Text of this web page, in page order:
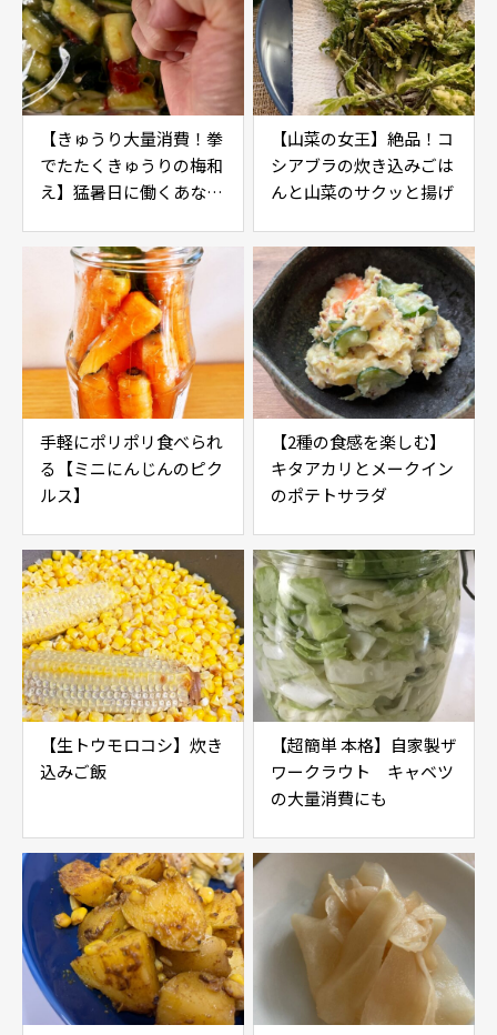
【きゅうり大量消費！拳
でたたくきゅうりの梅和
え】猛暑日に働くあなた
【山菜の女王】絶品！コ
シアブラの炊き込みごは
んと山菜のサクッと揚げ
手軽にポリポリ食べられ
る【ミニにんじんのピク
ルス】
【2種の食感を楽しむ】
キタアカリとメークイン
のポテトサラダ
【生トウモロコシ】炊き
込みご飯
【超簡単 本格】自家製ザ
ワークラウト キャベツ
の大量消費にも